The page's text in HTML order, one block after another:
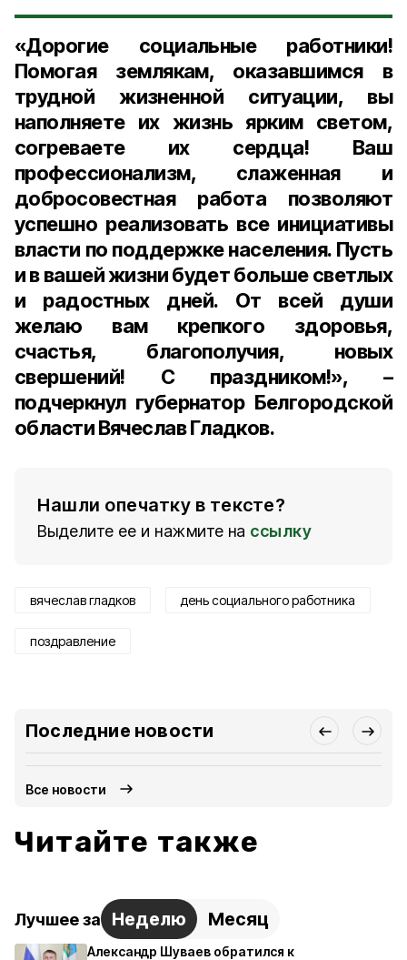
«Дорогие социальные работники!
Помогая землякам, оказавшимся в
трудной жизненной ситуации, вы
наполняете их жизнь ярким светом,
согреваете их сердца! Ваш
профессионализм, слаженная и
добросовестная работа позволяют
успешно реализовать все инициативы
власти по поддержке населения. Пусть
и в вашей жизни будет больше светлых
и радостных дней. От всей души
желаю вам крепкого здоровья,
счастья, благополучия, новых
свершений! С праздником!», –
подчеркнул губернатор Белгородской
области Вячеслав Гладков.
Нашли опечатку в тексте?
Выделите ее и нажмите на ссылку
вячеслав гладков день социального работника
поздравление
Последние новости
Все новости
Читайте также
Лучшее за Неделю Месяц
Александр Шуваев обратился к